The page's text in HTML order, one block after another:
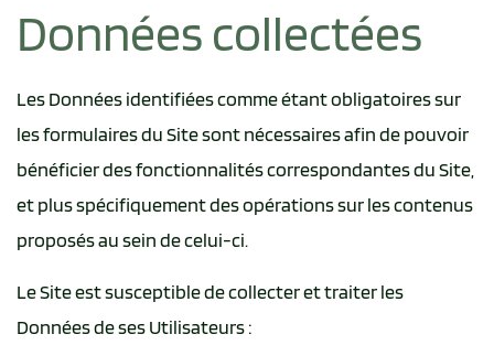
Données collectées
Les Données identifiées comme étant obligatoires sur
les formulaires du Site sont nécessaires afin de pouvoir
bénéficier des fonctionnalités correspondantes du Site,
et plus spécifiquement des opérations sur les contenus
proposés au sein de celui-ci.
Le Site est susceptible de collecter et traiter les
Données de ses Utilisateurs :